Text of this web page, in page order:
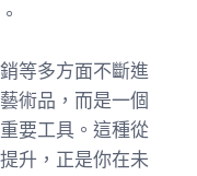
等多方面不斷進
術品，而是一個
要工具。這種從
升，正是你在未